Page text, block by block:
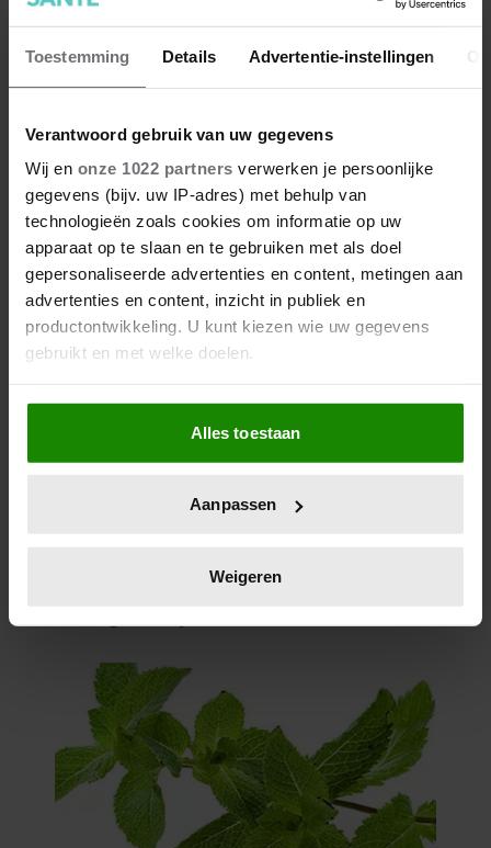
Toestemming Details Advertentie-instellingen
Verantwoord gebruik van uw gegevens
Wij en onze 1022 partners verwerken je persoonlijke
gegevens (bijv. uw IP-adres) met behulp van
technologieën zoals cookies om informatie op uw
apparaat op te slaan en te gebruiken met als doel
gepersonaliseerde advertenties en content, metingen aan
advertenties en content, inzicht in publiek en
productontwikkeling. U kunt kiezen wie uw gegevens
gebruikt en met welke doelen.
Als u het toestaat, willen we ook graag:
Informatie verzamelen over uw geografische
locatie, die tot een paar meter nauwkeurig kan zijn
scannen op specifieke eigenschappen (fingerprinting)
verwerkt en stel uw voorkeuren in het
intrekken in de Cookieverklaring.
We gebruiken cookies om content en advertenties te
personaliseren, om functies voor social media te bieden
en om ons websiteverkeer te analyseren. Ook delen we
informatie over uw gebruik van onze site met onze
partners voor social media, adverteren en analyse. Deze
partners kunnen deze gegevens combineren met andere
informatie die u aan ze heeft verstrekt of die ze hebben
Alles toestaan
Aanpassen
Weigeren
Zo creëer je een
eenvoudige stappen